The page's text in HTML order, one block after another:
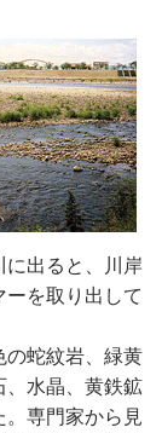
に出ると、川岸
を取り出して
蛇紋岩、緑黄
、水晶、黄鉄鉱
。専門家から見